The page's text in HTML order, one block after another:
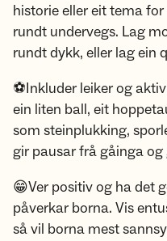
historie eller eit tema
rundt undervegs. Lag
rundt dykk, eller lag ein
⚽️Inkluder leiker og
ein liten ball, eit
som steinplukking,
gir pausar frå gåinga
😁Ver positiv og ha det
påverkar borna. Vis
så vil borna mest